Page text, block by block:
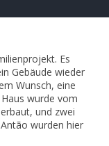
Es
Gebäude wieder
Wunsch, eine
wurde vom
und zwei
wurden hier